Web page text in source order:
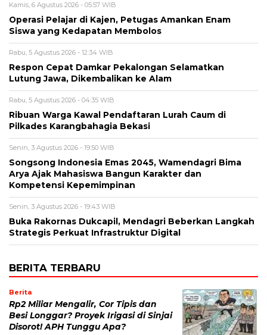
Kamis, 6 Agustus 2026 - 05:57 WIB
Operasi Pelajar di Kajen, Petugas Amankan Enam
Siswa yang Kedapatan Membolos
Rabu, 5 Agustus 2026 - 12:34 WIB
Respon Cepat Damkar Pekalongan Selamatkan
Lutung Jawa, Dikembalikan ke Alam
Rabu, 5 Agustus 2026 - 04:35 WIB
Ribuan Warga Kawal Pendaftaran Lurah Caum di
Pilkades Karangbahagia Bekasi
Senin, 3 Agustus 2026 - 19:50 WIB
Songsong Indonesia Emas 2045, Wamendagri Bima
Arya Ajak Mahasiswa Bangun Karakter dan
Kompetensi Kepemimpinan
Senin, 3 Agustus 2026 - 19:43 WIB
Buka Rakornas Dukcapil, Mendagri Beberkan Langkah
Strategis Perkuat Infrastruktur Digital
BERITA TERBARU
Berita
Rp2 Miliar Mengalir, Cor Tipis dan
Besi Longgar? Proyek Irigasi di Sinjai
Disorot! APH Tunggu Apa?